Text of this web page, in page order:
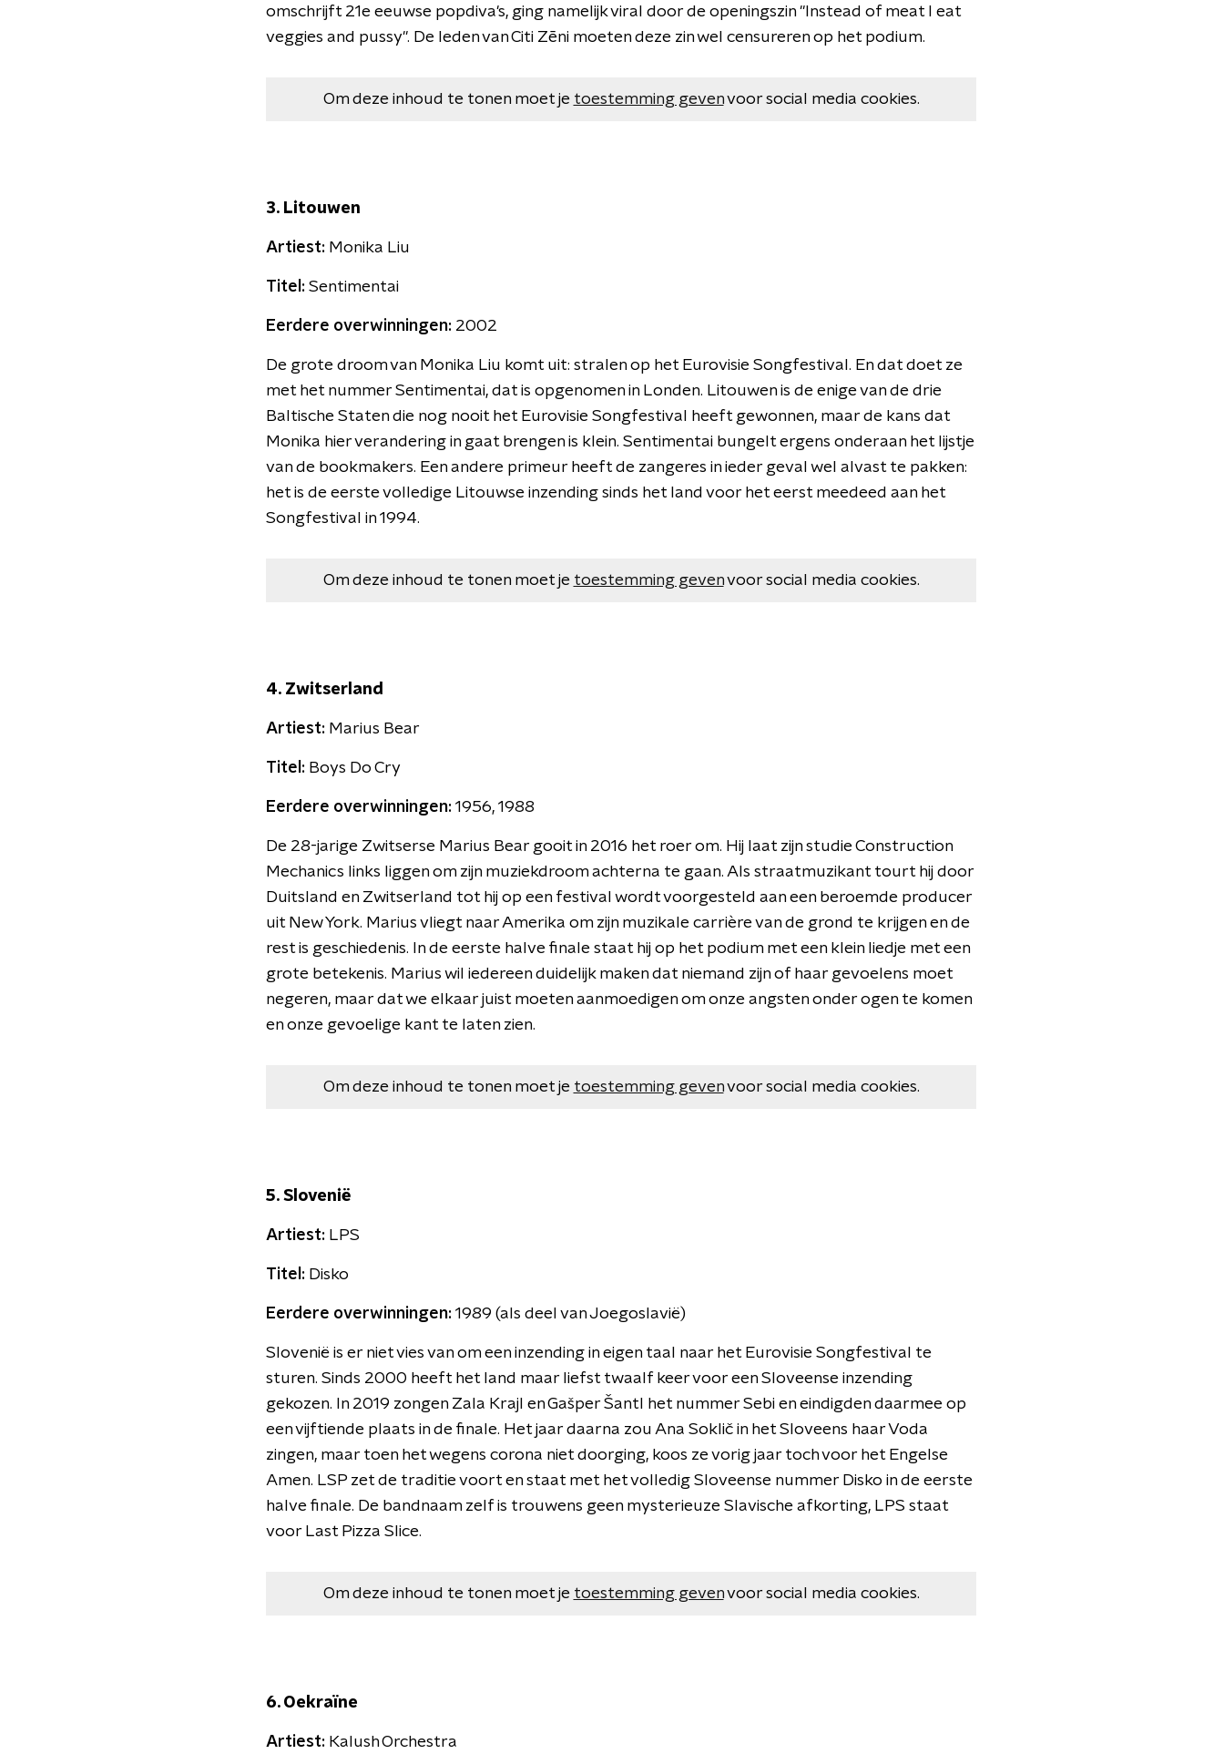
omschrijft 21e eeuwse popdiva's, ging namelijk viral door de openingszin "Instead of meat I eat
veggies and pussy". De leden van Citi Zēni moeten deze zin wel censureren op het podium.
Om deze inhoud te tonen moet je toestemming gevenvoor social media cookies.
3. Litouwen
Artiest: Monika Liu
Titel: Sentimentai
Eerdere overwinningen: 2002
De grote droom van Monika Liu komt uit: stralen op het Eurovisie Songfestival. En dat doet ze
met het nummer Sentimentai, dat is opgenomen in Londen. Litouwen is de enige van de drie
Baltische Staten die nog nooit het Eurovisie Songfestival heeft gewonnen, maar de kans dat
Monika hier verandering in gaat brengen is klein. Sentimentai bungelt ergens onderaan het lijstje
van de bookmakers. Een andere primeur heeft de zangeres in ieder geval wel alvast te pakken:
het is de eerste volledige Litouwse inzending sinds het land voor het eerst meedeed aan het
Songfestival in 1994.
Om deze inhoud te tonen moet je toestemming gevenvoor social media cookies.
4. Zwitserland
Artiest: Marius Bear
Titel: Boys Do Cry
Eerdere overwinningen: 1956, 1988
De 28-jarige Zwitserse Marius Bear gooit in 2016 het roer om. Hij laat zijn studie Construction
Mechanics links liggen om zijn muziekdroom achterna te gaan. Als straatmuzikant tourt hij door
Duitsland en Zwitserland tot hij op een festival wordt voorgesteld aan een beroemde producer
uit New York. Marius vliegt naar Amerika om zijn muzikale carrière van de grond te krijgen en de
rest is geschiedenis. In de eerste halve finale staat hij op het podium met een klein liedje met een
grote betekenis. Marius wil iedereen duidelijk maken dat niemand zijn of haar gevoelens moet
negeren, maar dat we elkaar juist moeten aanmoedigen om onze angsten onder ogen te komen
en onze gevoelige kant te laten zien.
Om deze inhoud te tonen moet je toestemming gevenvoor social media cookies.
5. Slovenië
Artiest: LPS
Titel: Disko
Eerdere overwinningen: 1989 (als deel van Joegoslavië)
Slovenië is er niet vies van om een inzending in eigen taal naar het Eurovisie Songfestival te
sturen. Sinds 2000 heeft het land maar liefst twaalf keer voor een Sloveense inzending
gekozen. In 2019 zongen Zala Krajl en Gašper Šantl het nummer Sebi en eindigden daarmee op
een vijftiende plaats in de finale. Het jaar daarna zou Ana Soklič in het Sloveens haar Voda
zingen, maar toen het wegens corona niet doorging, koos ze vorig jaar toch voor het Engelse
Amen. LSP zet de traditie voort en staat met het volledig Sloveense nummer Disko in de eerste
halve finale. De bandnaam zelf is trouwens geen mysterieuze Slavische afkorting, LPS staat
voor Last Pizza Slice.
Om deze inhoud te tonen moet je toestemming gevenvoor social media cookies.
6. Oekraïne
Artiest: Kalush Orchestra